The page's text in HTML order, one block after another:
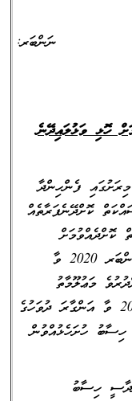
ހޮޅި ވަޅުލައިދޭނެ
ފެންހިންދާ
ކޮށްދޭނެފަރާތެއް
ކޮށްދެއްވުމަށް
ޝައުޤުވެރިވެލައްވާ ފަރާތްތަކުން 15 ސެޕްޓެންބަރ 2020 ވާ
މަޢުލޫމާތު
ސާފުކުރެއްވުމަށްފަހު 15 ސެޕްޓެންބަރ 2020 ވާ އަންގާރަ ދުވަހުގެ
ހިސާބު ހުށަހެޅުއްވުން
ހިސާބު